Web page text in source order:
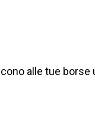
alle tue